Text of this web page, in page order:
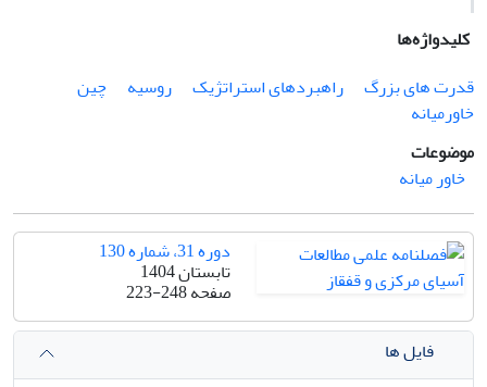
کلیدواژه‌ها
قدرت های بزرگ
راهبردهای استراتژیک روسیه
چین
خاورمیانه
موضوعات
خاور میانه
دوره 31، شماره 130
تابستان 1404
صفحه223-248
فایل ها